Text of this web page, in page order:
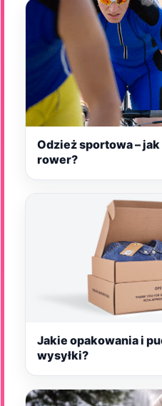
Odzież sportowa –
rower?
Jakie opakowania i
wysyłki?